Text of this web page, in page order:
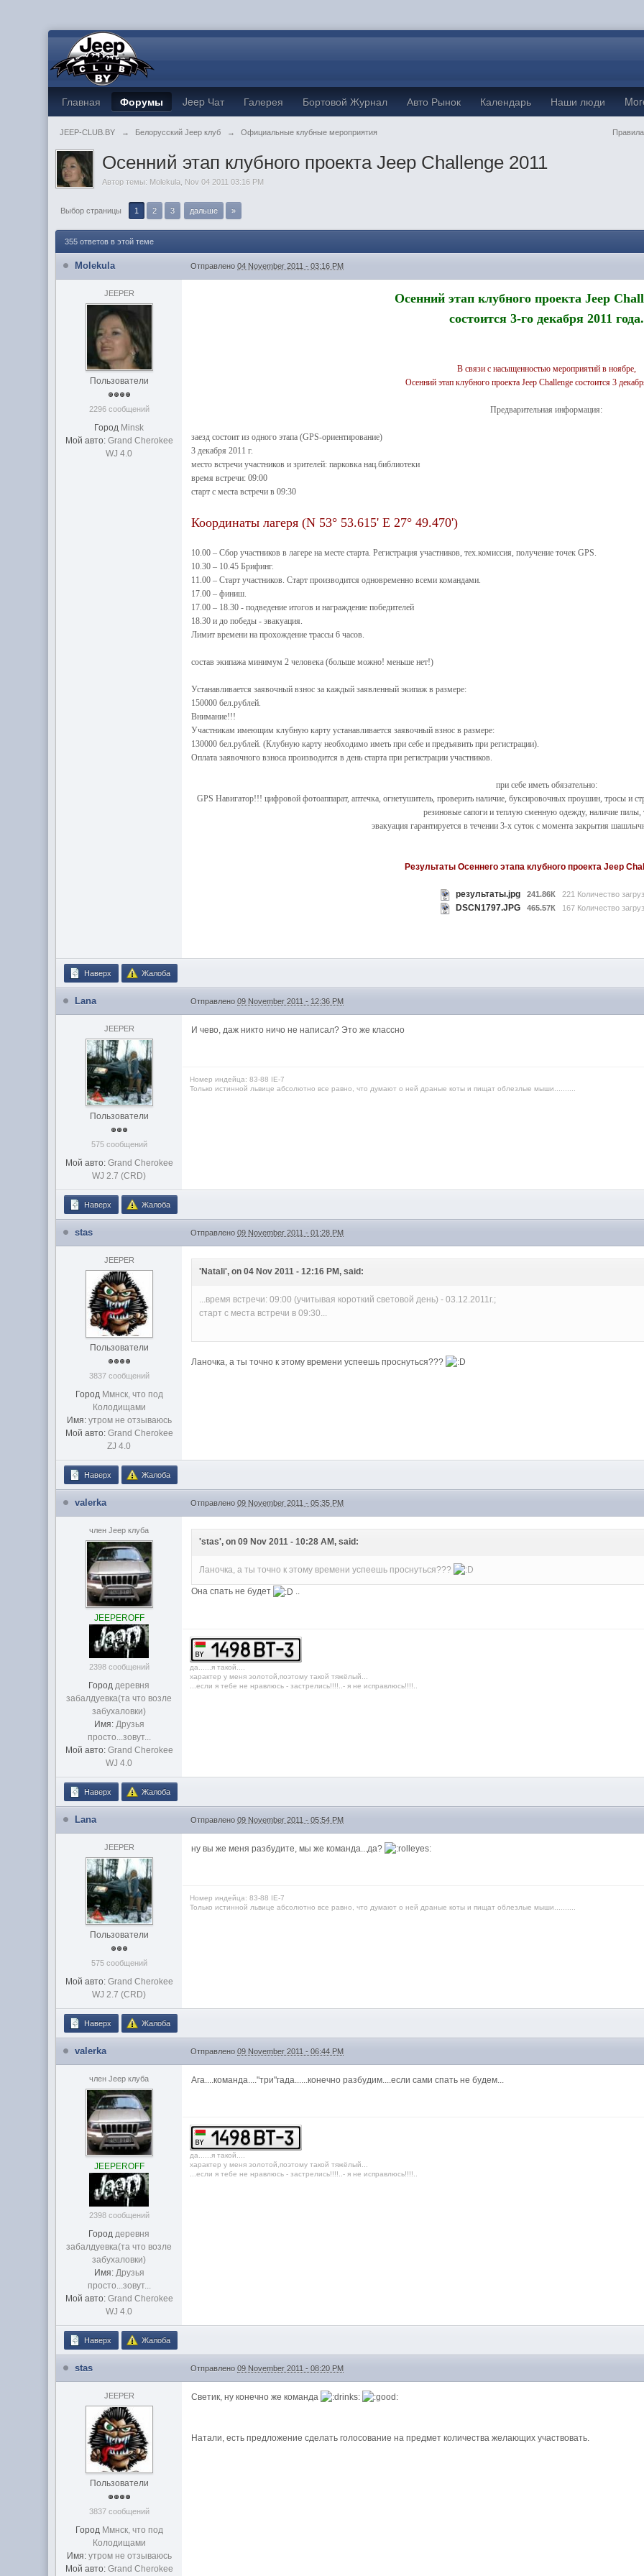
Главная Форумы Jeep Чат Галерея Бортовой Журнал Авто Рынок Календарь Наши люди
JEEP-CLUB.BY → Белорусский Jeep клуб → Официальные клубные мероприятия
Осенний этап клубного проекта Jeep Challenge 2011
Автор темы: Molekula Nov 04 2011 03:16 PM
Выбор страницы 1 2 3 дальше »
355 ответов в этой теме
Molekula Отправлено04 November 2011 - 03:16 PM
JEEPER
Пользователи
2296 сообщений
Город Minsk
Мой авто: Grand Cherokee
WJ 4.0
Осенний этап клубного проекта Jeep
состоится 3-го декабря 2011 года.
В связи с насыщенностью мероприятий в ноябре,
Осенний этап клубного проекта Jeep Challenge состоится 3
Предварительная информация:
заезд состоит из одного этапа (GPS-ориентирование)
3 декабря 2011 г.
место встречи участников и зрителей: парковка нац.библиотеки
время встречи: 09:00
старт с места встречи в 09:30
Координаты лагеря (N 53° 53.615' E 27° 49.470')
10.00 – Сбор участников в лагере на месте старта. Регистрация участников, тех.комиссия, получение точек GPS.
10.30 – 10.45 Брифинг.
11.00 – Старт участников. Старт производится одновременно всеми командами.
17.00 – финиш.
17.00 – 18.30 - подведение итогов и награждение победителей
18.30 и до победы - эвакуация.
Лимит времени на прохождение трассы 6 часов.
состав экипажа минимум 2 человека (больше можно! меньше нет!)
Устанавливается заявочный взнос за каждый заявленный экипаж в размере:
150000 бел.рублей.
Внимание!!!
Участникам имеющим клубную карту устанавливается заявочный взнос в размере:
130000 бел.рублей. (Клубную карту необходимо иметь при себе и предъявить при регистрации).
Оплата заявочного взноса производится в день старта при регистрации участников.
при себе иметь обязательно:
GPS Навигатор!!! цифровой фотоаппарат, аптечка, огнетушитель, проверить наличие, буксировочных проушин, тросы и
резиновые сапоги и теплую сменную одежду, наличие пилы,
эвакуация гарантируется в течении 3-х суток с момента закрытия
Результаты Осеннего этапа клубного проекта Jeep
результаты.jpg 241.86К 221 Количество
DSCN1797.JPG 465.57К 167 Количество
Наверх Жалоба
Lana Отправлено09 November 2011 - 12:36 PM
JEEPER
Пользователи
575 сообщений
Мой авто: Grand Cherokee
WJ 2.7 (CRD)
И чево, даж никто ничо не написал? Это же классно
Номер индейца: 83-88 IЕ-7
Только истинной львице абсолютно все равно, что думают о ней драные коты и пищат облезлые мыши..........
Наверх Жалоба
stas Отправлено09 November 2011 - 01:28 PM
JEEPER
Пользователи
3837 сообщений
Город Ммнск, что под
Колодищами
Имя: утром не отзываюсь
Мой авто: Grand Cherokee
ZJ 4.0
'Natali', on 04 Nov 2011 - 12:16 PM, said:
...время встречи: 09:00 (учитывая короткий световой день) - 03.12.2011г.;
старт с места встречи в 09:30...
Ланочка, а ты точно к этому времени успеешь проснуться???
Наверх Жалоба
valerka Отправлено09 November 2011 - 05:35 PM
член Jeep клуба
JEEPEROFF
2398 сообщений
Город дeрeвня
зaбaлдуeвкa(та что возле
забухаловки)
Имя: Друзья
просто...зовут...
Мой авто: Grand Cherokee
WJ 4.0
'stas', on 09 Nov 2011 - 10:28 AM, said:
Ланочка, а ты точно к этому времени успеешь проснуться???
Она спать не будет ..
дa......я тaкой....
характер у меня золотой,поэтому такой тяжёлый...
...если я тебе не нравлюсь - застрелись!!!!..- я не исправлюсь!!!!..
Наверх Жалоба
Lana Отправлено09 November 2011 - 05:54 PM
JEEPER
Пользователи
575 сообщений
Мой авто: Grand Cherokee
WJ 2.7 (CRD)
ну вы же меня разбудите, мы же команда...да?
Номер индейца: 83-88 IЕ-7
Только истинной львице абсолютно все равно, что думают о ней драные коты и пищат облезлые мыши..........
Наверх Жалоба
valerka Отправлено09 November 2011 - 06:44 PM
член Jeep клуба
JEEPEROFF
2398 сообщений
Город дeрeвня
зaбaлдуeвкa(та что возле
забухаловки)
Имя: Друзья
просто...зовут...
Мой авто: Grand Cherokee
WJ 4.0
Ага....команда...."три"гада......конечно разбудим....если сами спать не будем...
дa......я тaкой....
характер у меня золотой,поэтому такой тяжёлый...
...если я тебе не нравлюсь - застрелись!!!!..- я не исправлюсь!!!!..
Наверх Жалоба
stas Отправлено09 November 2011 - 08:20 PM
JEEPER
Пользователи
3837 сообщений
Город Ммнск, что под
Колодищами
Имя: утром не отзываюсь
Мой авто: Grand Cherokee
Светик, ну конечно же команда
Натали, есть предложение сделать голосование на предмет количества желающих участвовать.